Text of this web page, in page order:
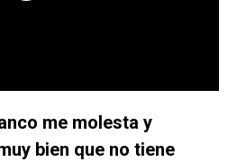
me molesta y
bien que no tiene